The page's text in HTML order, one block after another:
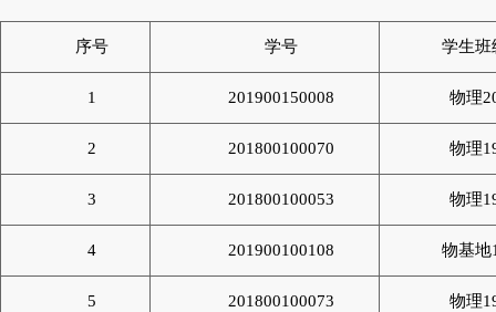
序号 学号 学生班
1 201900150008 物理
2 201800100070 物理
3 201800100053 物理
4 201900100108 物基地
5 201800100073 物理